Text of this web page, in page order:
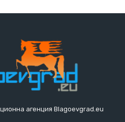
агенция Blagoevgrad.eu